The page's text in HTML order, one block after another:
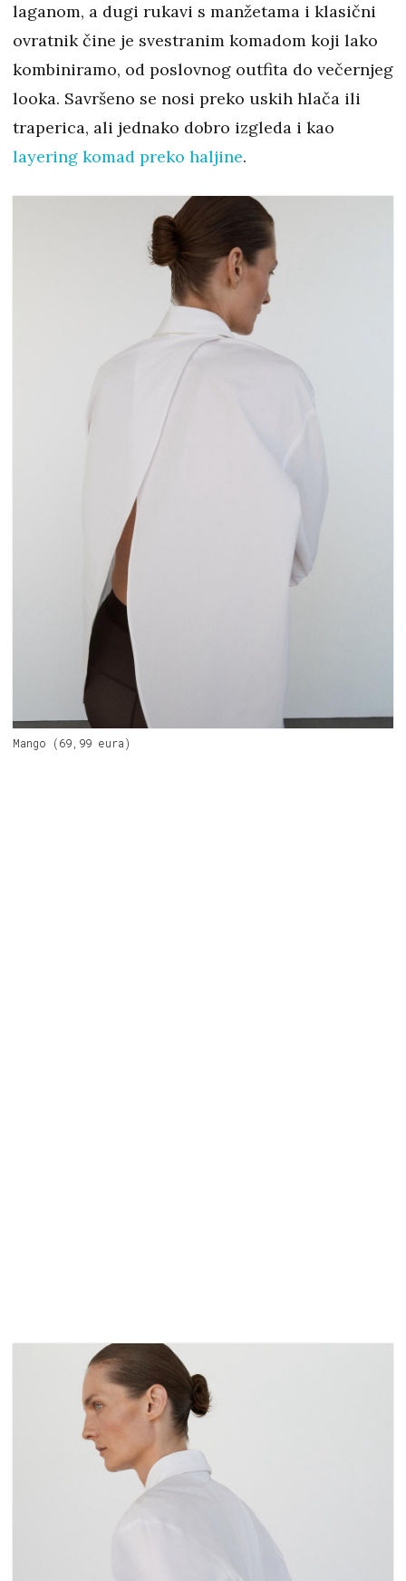
laganom, a dugi rukavi s manžetama i klasični
ovratnik čine je svestranim komadom koji lako
kombiniramo, od poslovnog outfita do večernjeg
looka. Savršeno se nosi preko uskih hlača ili
traperica, ali jednako dobro izgleda i kao
layering komad preko haljine.
Mango (69,99 eura)